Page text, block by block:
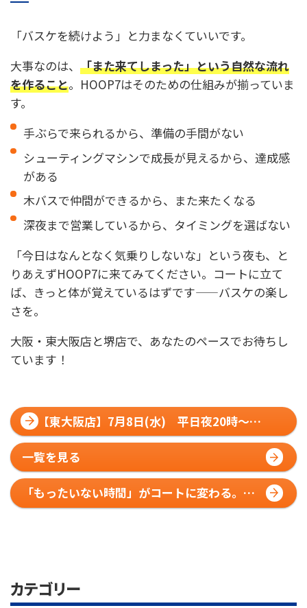
「バスケを続けよう」と力まなくていいです。
大事なのは、 「また来てしまった」という自然な流れ
を作ること。HOOP7はそのための仕組みが揃っていま
す。
手ぶらで来られるから、準備の手間がない
シューティングマシンで成長が見えるから、達成感
がある
木バスで仲間ができるから、また来たくなる
深夜まで営業しているから、タイミングを選ばない
「今日はなんとなく気乗りしないな」という夜も、と
りあえずHOOP7に来てみてください。コートに立て
ば、きっと体が覚えているはずです——バスケの楽し
さを。
大阪・東大阪店と堺店で、あなたのペースでお待ちし
ています！
【東大阪店】7月8日(水) 平日夜20時～
中級者向け大会❗️エントリー開始❗️🏀
一覧を見る
「もったいない時間」がコートに変わる。
HOOP7で始める平日バスケのすすめ
カテゴリー